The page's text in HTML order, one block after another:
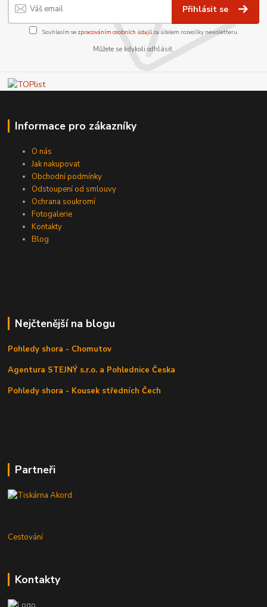
Přihlásit se
Souhlasím se zpracováním osobních údajůza účelem rozesílky newsletteru.
Můžete se kdykoli odhlásit.
Informace pro zákazníky
O nás
Jak nakupovat
Obchodní podmínky
Odstoupení od smlouvy
Ochrana soukromí
Fotogalerie
Kontakty
Blog
Nejčtenější na blogu
Pohledy shora - Chomutov
Agentura STEJNÝ s.r.o. a Pohlednice Česka
Pohledy shora - Kousek středních Čech
Partneři
Cestování
Kontakty